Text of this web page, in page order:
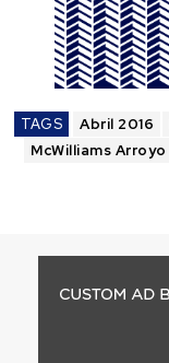
TAGS Abril 2016
McWilliams Arroyo